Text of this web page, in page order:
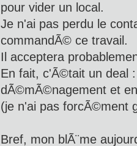
pour vider un local.
Je n'ai pas perdu le
commandÃ© ce travail.
Il acceptera
En fait, c'Ã©tait un deal
dÃ©mÃ©nagement et
(je n'ai pas forcÃ©ment
Bref, mon blÃ¨me